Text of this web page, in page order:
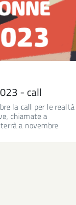
- call
la call per le realtà
chiamate a
a novembre